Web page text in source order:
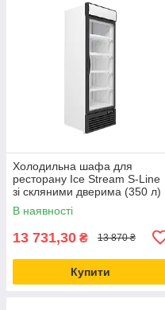
Холодильна шафа для
ресторану Ice Stream S-Line
зі скляними дверима (350 л)
холодильне обладнання
В наявності
13 731,30 ₴ 13 870 ₴
Купити